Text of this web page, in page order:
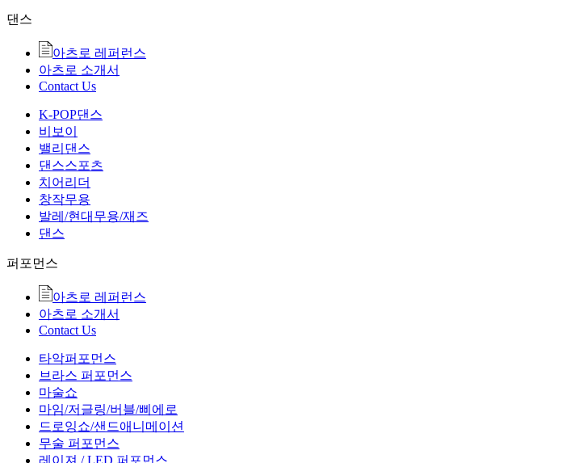
댄스
아츠로 레퍼런스
아츠로 소개서
Contact Us
K-POP댄스
비보이
밸리댄스
댄스스포츠
치어리더
창작무용
발레/현대무용/재즈
댄스
퍼포먼스
아츠로 레퍼런스
아츠로 소개서
Contact Us
타악퍼포먼스
브라스 퍼포먼스
마술쇼
마임/저글링/버블/삐에로
드로잉쇼/샌드애니메이션
무술 퍼포먼스
레이져 / LED 퍼포먼스